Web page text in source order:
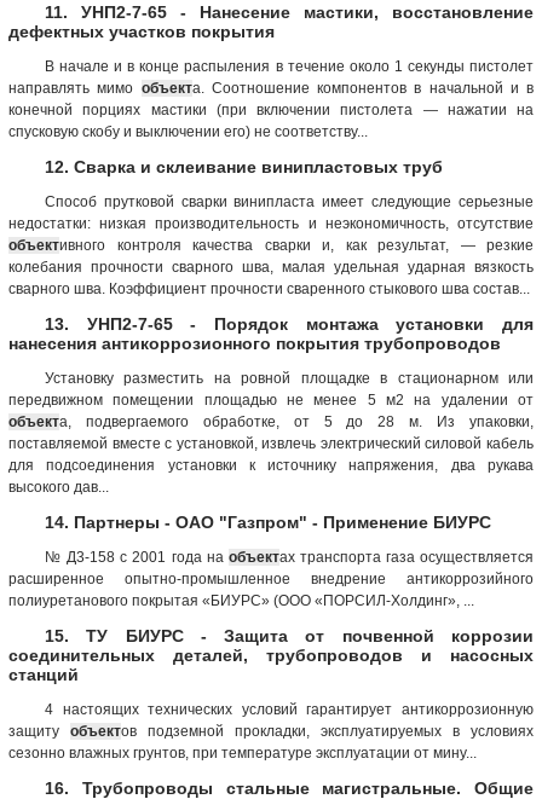
11. УНП2-7-65 - Нанесение мастики, восстановление
дефектных участков покрытия
В начале и в конце распыления в течение около 1 секунды пистолет
направлять мимо объекта. Соотношение компонентов в начальной и в
конечной порциях мастики (при включении пистолета — нажатии на
спусковую скобу и выключении его) не соответству...
12. Сварка и склеивание винипластовых труб
Способ прутковой сварки винипласта имеет следующие серьезные
недостатки: низкая производительность и неэкономичность, отсутствие
объективного контроля качества сварки и, как результат, — резкие
колебания прочности сварного шва, малая удельная ударная вязкость
сварного шва. Коэффициент прочности сваренного стыкового шва состав...
13. УНП2-7-65 - Порядок монтажа установки для
нанесения антикоррозионного покрытия трубопроводов
Установку разместить на ровной площадке в стационарном или
передвижном помещении площадью не менее 5 м2 на удалении от
объекта, подвергаемого обработке, от 5 до 28 м. Из упаковки,
поставляемой вместе с установкой, извлечь электрический силовой кабель
для подсоединения установки к источнику напряжения, два рукава
высокого дав...
14. Партнеры - ОАО "Газпром" - Применение БИУРС
№ Д3-158 с 2001 года на объектах транспорта газа осуществляется
расширенное опытно-промышленное внедрение антикоррозийного
полиуретанового покрытая «БИУРС» (ООО «ПОРСИЛ-Холдинг», ...
15. ТУ БИУРС - Защита от почвенной коррозии
соединительных деталей, трубопроводов и насосных
станций
4 настоящих технических условий гарантирует антикоррозионную
защиту объектов подземной прокладки, эксплуатируемых в условиях
сезонно влажных грунтов, при температуре эксплуатации от мину...
16. Трубопроводы стальные магистральные. Общие